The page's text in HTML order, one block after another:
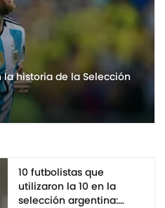
la historia de la Selección
10 futbolistas que
utilizaron la 10 en la
selección argentina: